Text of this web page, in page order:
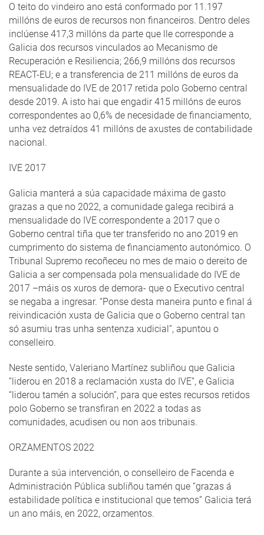
O teito do vindeiro ano está conformado por 11.197
millóns de euros de recursos non financeiros. Dentro deles
inclúense 417,3 millóns da parte que lle corresponde a
Galicia dos recursos vinculados ao Mecanismo de
Recuperación e Resiliencia; 266,9 millóns dos recursos
REACT-EU; e a transferencia de 211 millóns de euros da
mensualidade do IVE de 2017 retida polo Goberno central
desde 2019. A isto hai que engadir 415 millóns de euros
correspondentes ao 0,6% de necesidade de financiamento,
unha vez detraídos 41 millóns de axustes de contabilidade
nacional.
IVE 2017
Galicia manterá a súa capacidade máxima de gasto
grazas a que no 2022, a comunidade galega recibirá a
mensualidade do IVE correspondente a 2017 que o
Goberno central tiña que ter transferido no ano 2019 en
cumprimento do sistema de financiamento autonómico. O
Tribunal Supremo recoñeceu no mes de maio o dereito de
Galicia a ser compensada pola mensualidade do IVE de
2017 –máis os xuros de demora- que o Executivo central
se negaba a ingresar. “Ponse desta maneira punto e final á
reivindicación xusta de Galicia que o Goberno central tan
só asumiu tras unha sentenza xudicial”, apuntou o
conselleiro.
Neste sentido, Valeriano Martínez subliñou que Galicia
“liderou en 2018 a reclamación xusta do IVE”, e Galicia
“liderou tamén a solución”, para que estes recursos retidos
polo Goberno se transfiran en 2022 a todas as
comunidades, acudisen ou non aos tribunais.
ORZAMENTOS 2022
Durante a súa intervención, o conselleiro de Facenda e
Administración Pública subliñou tamén que “grazas á
estabilidade política e institucional que temos” Galicia terá
un ano máis, en 2022, orzamentos.